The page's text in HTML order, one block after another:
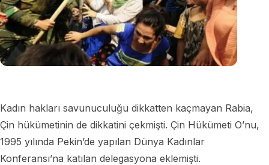
Kadın hakları savunuculuğu dikkatten kaçmayan Rabia,
Çin hükümetinin de dikkatini çekmişti. Çin Hükümeti O’nu,
1995 yılında Pekin’de yapılan Dünya Kadınlar
Konferansı’na katılan delegasyona eklemişti.